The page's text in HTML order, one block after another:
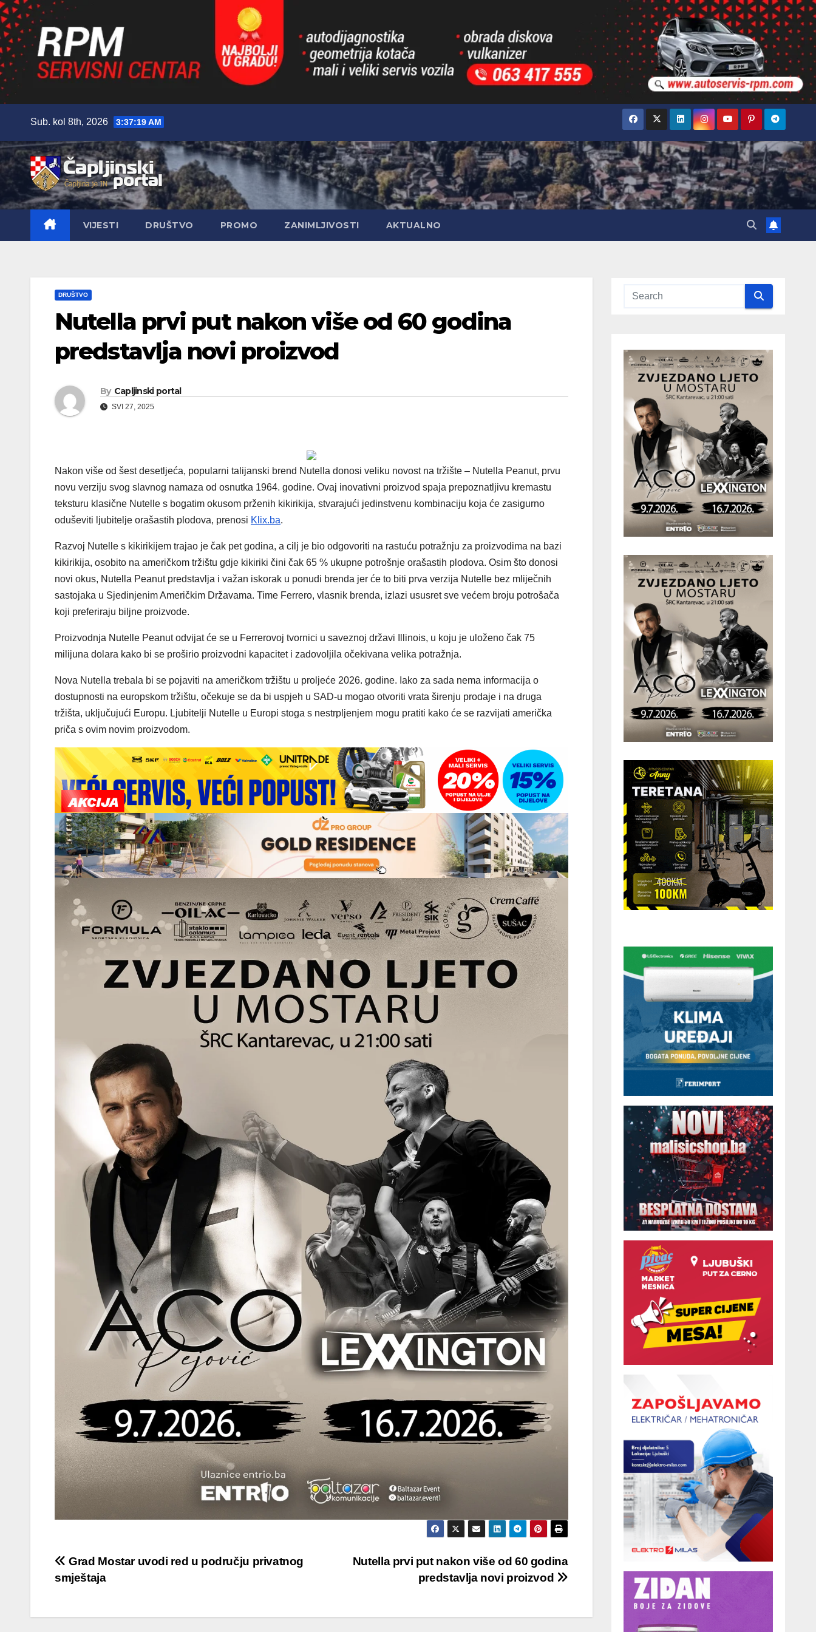
content
Sub. kol 8th, 2026 3:37:21 AM
VIJESTI DRUŠTVO PROMO ZANIMLJIVOSTI AKTUALNO
DRUŠTVO
Nutella prvi put nakon više od 60 godina
predstavlja novi proizvod
By Capljinski portal
SVI 27, 2025
Nakon više od šest desetljeća, popularni talijanski brend Nutella donosi veliku novost na tržište – Nutella Peanut, prvu
novu verziju svog slavnog namaza od osnutka 1964. godine. Ovaj inovativni proizvod spaja prepoznatljivu kremastu
teksturu klasične Nutelle s bogatim okusom prženih kikirikija, stvarajući jedinstvenu kombinaciju koja će zasigurno
oduševiti ljubitelje orašastih plodova, prenosi Klix.ba.
Razvoj Nutelle s kikirikijem trajao je čak pet godina, a cilj je bio odgovoriti na rastuću potražnju za proizvodima na bazi
kikirikija, osobito na američkom tržištu gdje kikiriki čini čak 65 % ukupne potrošnje orašastih plodova. Osim što donosi
novi okus, Nutella Peanut predstavlja i važan iskorak u ponudi brenda jer će to biti prva verzija Nutelle bez mliječnih
sastojaka u Sjedinjenim Američkim Državama. Time Ferrero, vlasnik brenda, izlazi ususret sve većem broju potrošača
koji preferiraju biljne proizvode.
Proizvodnja Nutelle Peanut odvijat će se u Ferrerovoj tvornici u saveznoj državi Illinois, u koju je uloženo čak 75
milijuna dolara kako bi se proširio proizvodni kapacitet i zadovoljila očekivana velika potražnja.
Nova Nutella trebala bi se pojaviti na američkom tržištu u proljeće 2026. godine. Iako za sada nema informacija o
dostupnosti na europskom tržištu, očekuje se da bi uspjeh u SAD-u mogao otvoriti vrata širenju prodaje i na druga
tržišta, uključujući Europu. Ljubitelji Nutelle u Europi stoga s nestrpljenjem mogu pratiti kako će se razvijati američka
priča s ovim novim proizvodom.
Navigacija
objava
Nutella prvi put nakon više od 60 godina
predstavlja novi proizvod
Grad Mostar uvodi red u području privatnog
smještaja